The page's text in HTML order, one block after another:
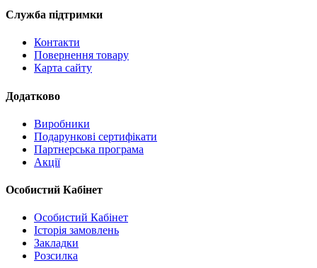
Служба підтримки
Контакти
Повернення товару
Карта сайту
Додатково
Виробники
Подарункові сертифікати
Партнерська програма
Акції
Особистий Кабінет
Особистий Кабінет
Історія замовлень
Закладки
Розсилка